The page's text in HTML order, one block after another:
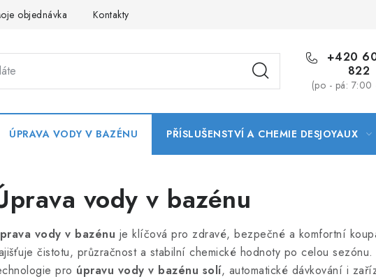
objednávka Kontakty
+420
822
(po - pá: 7:00
ÚPRAVA VODY V BAZÉNU PŘÍSLUŠENSTVÍ A CHEMIE DESJOYAUX
vody v bazénu
vody v bazénu je klíčová pro zdravé, bezpečné a komfortní
čistotu, průzračnost a stabilní chemické hodnoty po celou
pro úpravu vody v bazénu solí, automatické dávkování i